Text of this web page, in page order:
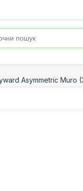
Asymmetric Muro